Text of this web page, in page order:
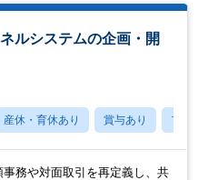
ルシステムの企画・開
産休・育休あり 賞与あり フレッ
事務や対面取引を再定義し、共